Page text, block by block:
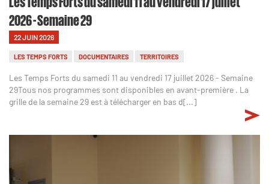
2026 - Semaine 29
22 JUIN 2026
LES TEMPS FORTS DOCUMENTAIRES TERRITOIRES
Les Temps Forts du samedi 11 au vendredi 17 juillet 2026 - Semaine
29Tous nos programmes sont disponibles en avant-première . La
grille de la semaine 29 est à télécharger en bas d[...]